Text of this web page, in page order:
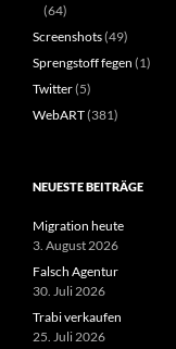
(64)
Screenshots(49)
Sprengstoff fegen (1)
Twitter(5)
WebART(381)
NEUESTE BEITRÄGE
Migration heute
3. August 2026
Falsch Agentur
30. Juli 2026
Trabi verkaufen
25. Juli 2026